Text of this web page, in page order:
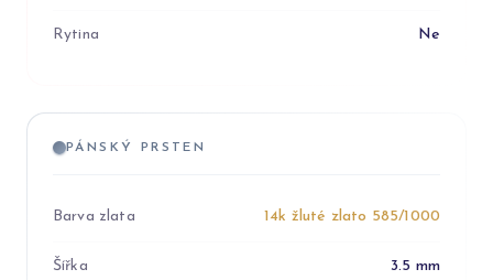
Rytina Ne
PÁNSKÝ PRSTEN
Barva zlata 14k žluté zlato 585/1000
Šířka 3.5 mm